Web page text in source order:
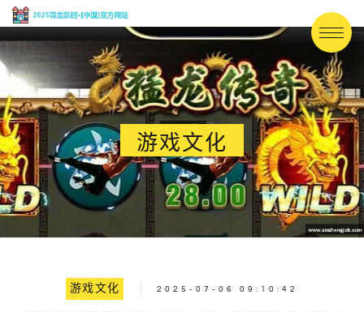
游戏文化
游戏文化 2025-07-06 09:10:42